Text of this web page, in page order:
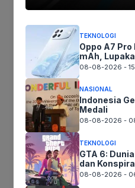
Tinggalkan komentar
Komentar
Nama
TEKNOLOGI
Oppo A7
mAh,
08-08-2026 -
NASIONAL
Indonesia
Medali
08-08-2026 -
TEKNOLOGI
GTA 6:
dan
08-08-2026 -